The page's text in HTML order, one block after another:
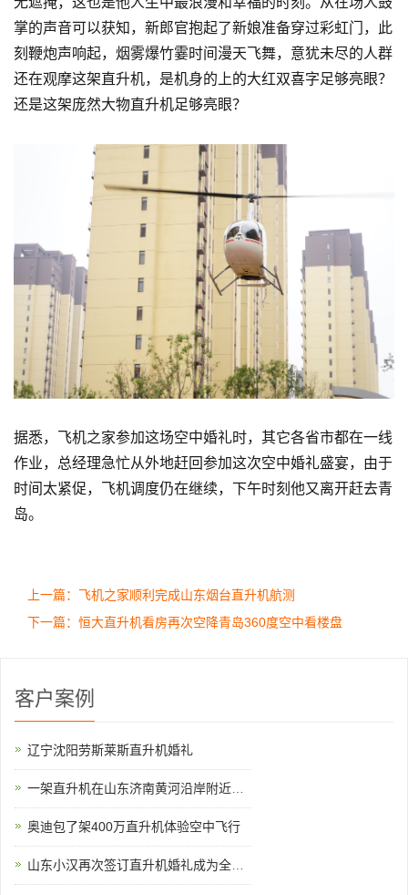
掌的声音可以获知，新郎官抱起了新娘准备穿过彩虹门，此
刻鞭炮声响起，烟雾爆竹霎时间漫天飞舞，意犹未尽的人群
还在观摩这架直升机，是机身的上的大红双喜字足够亮眼？
还是这架庞然大物直升机足够亮眼？
据悉，飞机之家参加这场空中婚礼时，其它各省市都在一线
作业，总经理急忙从外地赶回参加这次空中婚礼盛宴，由于
时间太紧促，飞机调度仍在继续，下午时刻他又离开赶去青
岛。
上一篇：飞机之家顺利完成山东烟台直升机航测
下一篇：恒大直升机看房再次空降青岛360度空中看楼盘
客户案例
辽宁沈阳劳斯莱斯直升机婚礼
一架直升机在山东济南黄河沿岸附近开展农林喷洒
奥迪包了架400万直升机体验空中飞行
山东小汉再次签订直升机婚礼成为全国空中婚礼接亲最多企业之一